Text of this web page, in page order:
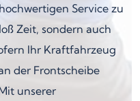
Service zu
Zeit, sondern auch
Ihr Kraftfahrzeug
der Frontscheibe
unserer